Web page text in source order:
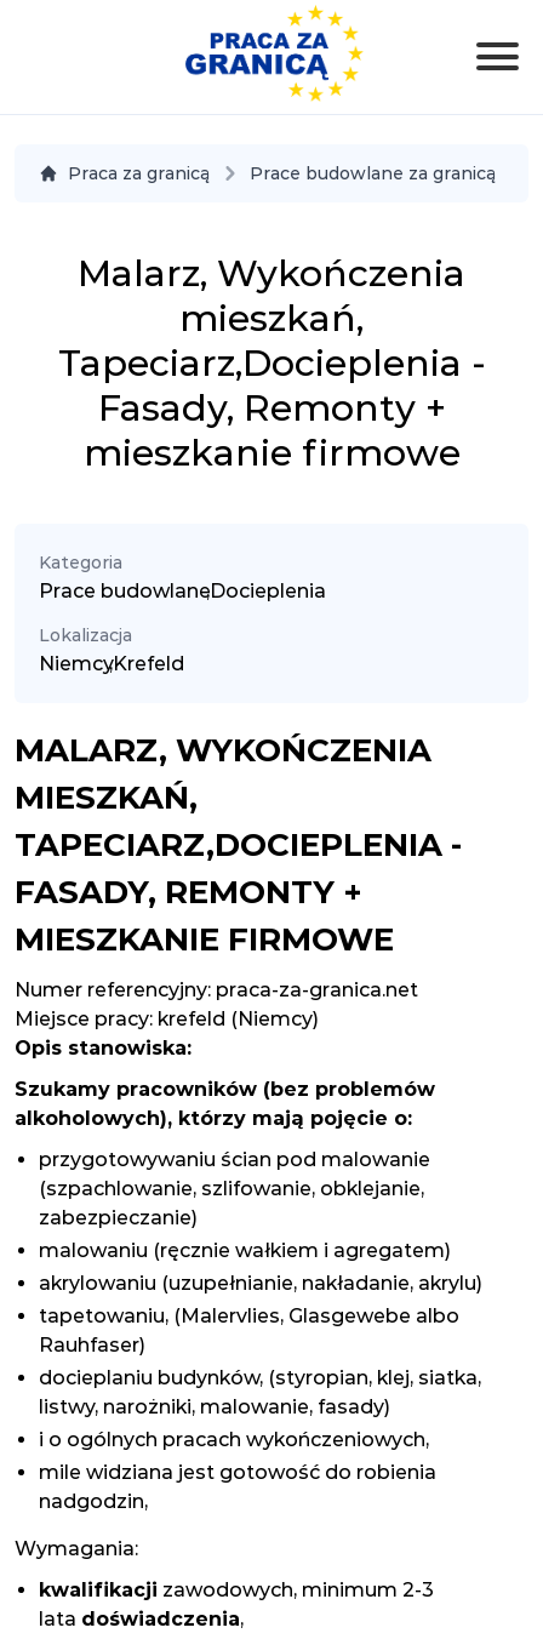
Praca za granicą Prace budowlane za granicą
Malarz, Wykończenia
mieszkań,
Tapeciarz,Docieplenia -
Fasady, Remonty +
mieszkanie firmowe
Kategoria
Prace budowlane,Docieplenia
Lokalizacja
Niemcy
,Krefeld
MALARZ, WYKOŃCZENIA
MIESZKAŃ,
TAPECIARZ,DOCIEPLENIA -
FASADY, REMONTY +
MIESZKANIE FIRMOWE
Numer referencyjny: praca-za-granica.net
Miejsce pracy: krefeld (Niemcy)
Opis stanowiska:
Szukamy pracowników (bez problemów
alkoholowych), którzy mają pojęcie o:
przygotowywaniu ścian pod malowanie
(szpachlowanie, szlifowanie, obklejanie,
zabezpieczanie)
malowaniu (ręcznie wałkiem i agregatem)
akrylowaniu (uzupełnianie, nakładanie, akrylu)
tapetowaniu, (Malervlies, Glasgewebe albo
Rauhfaser)
docieplaniu budynków, (styropian, klej, siatka,
listwy, narożniki, malowanie, fasady)
i o ogólnych pracach wykończeniowych,
mile widziana jest gotowość do robienia
nadgodzin,
Wymagania:
kwalifikacji zawodowych, minimum 2-3
lata doświadczenia,